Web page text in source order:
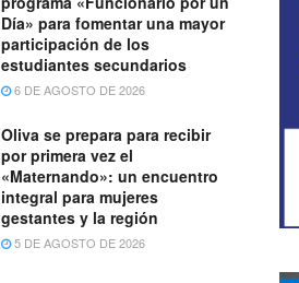
Día» para fomentar una mayor
participación de los
estudiantes secundarios
6 DE AGOSTO DE 2026
Oliva se prepara para recibir
por primera vez el
«Maternando»: un encuentro
integral para mujeres
gestantes y la región
5 DE AGOSTO DE 2026